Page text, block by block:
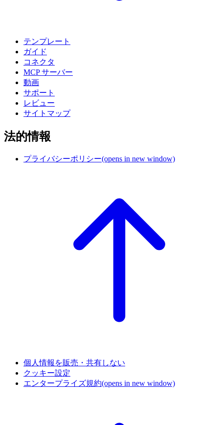
テンプレート
ガイド
コネクタ
MCP サーバー
動画
サポート
レビュー
サイトマップ
法的情報
プライバシーポリシー(opens in new window)
個人情報を販売・共有しない
クッキー設定
エンタープライズ規約(opens in new window)